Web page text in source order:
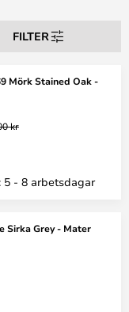
FILTER
Mörk Stained Oak -
kr
5 - 8 arbetsdagar
Sirka Grey - Mater